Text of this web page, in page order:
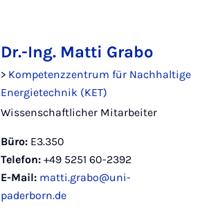
Dr.-Ing. Matti Grabo
> Kompetenzzentrum für Nachhaltige
Energietechnik (KET)
Wissenschaftlicher Mitarbeiter
Büro: E3.350
Telefon: +49 5251 60-2392
E-Mail: matti.grabo@uni-
paderborn.de